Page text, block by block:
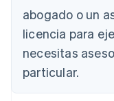
abogado o un
licencia para
necesitas
particular.
PortuguêsEnglish
Bulgaria
English
Canadá
English
China continental
简体中文English